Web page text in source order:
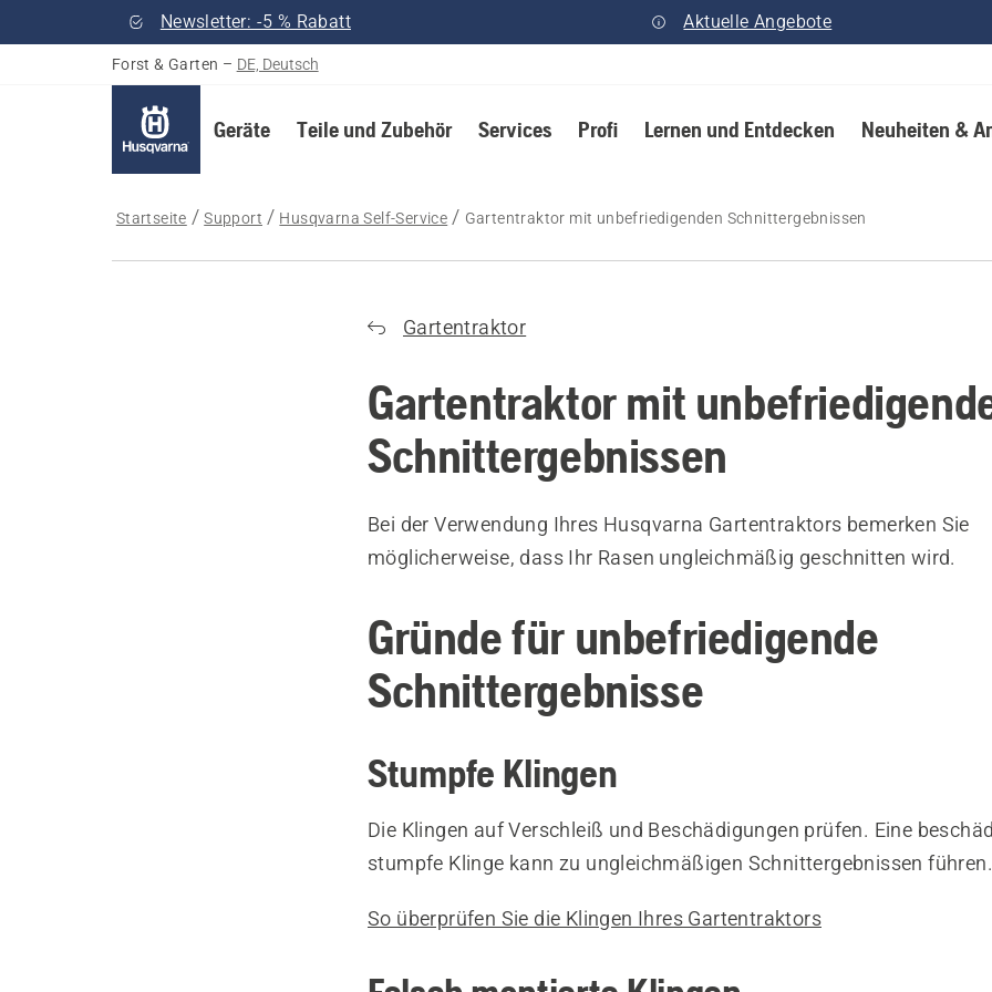
Newsletter: -5 % Rabatt Aktuelle Angebote
Forst & Garten – DE, Deutsch
Geräte Teile und Zubehör Services Profi Lernen und Entdecken Neuheiten &
Startseite Support Husqvarna Self-Service Gartentraktor mit unbefriedigenden Schnittergebnissen
Gartentraktor
Gartentraktor mit
Schnittergebnissen
Bei der Verwendung Ihres Husqvarna Gartentraktors bemerken Sie
möglicherweise, dass Ihr Rasen ungleichmäßig geschnitten wird.
Gründe für unbefriedigende
Schnittergebnisse
Stumpfe Klingen
Die Klingen auf Verschleiß und Beschädigungen prüfen. Eine
stumpfe Klinge kann zu ungleichmäßigen Schnittergebnissen führen.
So überprüfen Sie die Klingen Ihres Gartentraktors